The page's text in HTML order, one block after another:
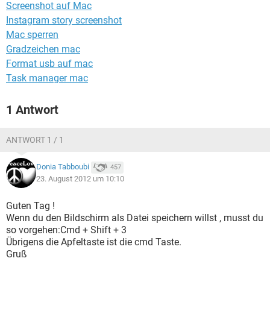
Screenshot auf Mac
Instagram story screenshot
Mac sperren
Gradzeichen mac
Format usb auf mac
Task manager mac
1 Antwort
ANTWORT 1 / 1
Donia Tabboubi 457
23. August 2012 um 10:10
Guten Tag !
Wenn du den Bildschirm als Datei speichern willst , musst du
so vorgehen:Cmd + Shift + 3
Übrigens die Apfeltaste ist die cmd Taste.
Gruß